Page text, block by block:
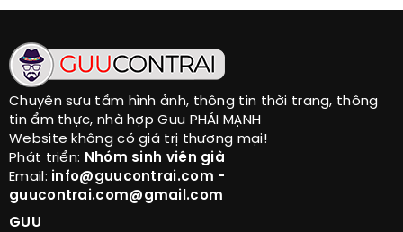
Chuyên sưu tầm hình ảnh, thông tin thời trang, thông
tin ẩm thực, nhà hợp Guu PHÁI MẠNH
Website không có giá trị thương mại!
Phát triển: Nhóm sinh viên già
Email: info@guucontrai.com -
guucontrai.com@gmail.com
GUU